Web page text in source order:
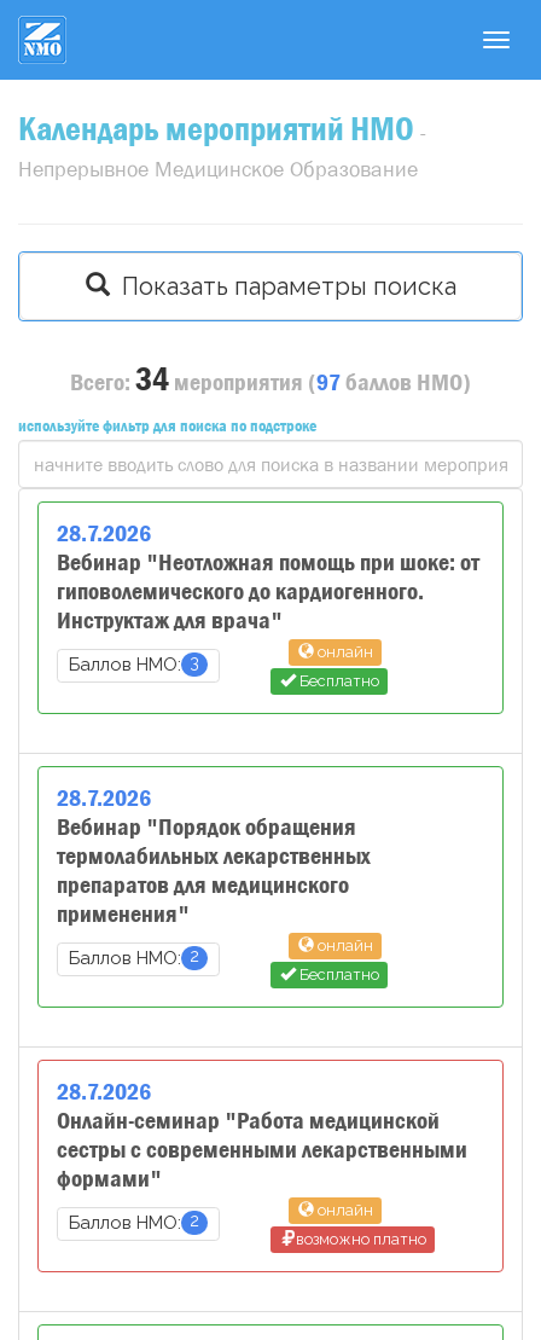
T
a
n
Календарь мероприятий НМО -
Непрерывное Медицинское Образование
Показать параметры поиска
Всего: 34 мероприятия (97баллов НМО)
используйте фильтр для поиска по подстроке
28.7.2026
Вебинар "Неотложная помощь при шоке: от
гиповолемического до кардиогенного.
Инструктаж для врача"
Баллов НМО: 3
онлайн
Бесплатно
28.7.2026
Вебинар "Порядок обращения
термолабильных лекарственных
препаратов для медицинского
применения"
Баллов НМО: 2
онлайн
Бесплатно
28.7.2026
Онлайн-семинар "Работа медицинской
сестры с современными лекарственными
формами"
Баллов НМО: 2
онлайн
возможно платно